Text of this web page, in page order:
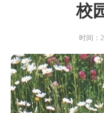
校
时间：